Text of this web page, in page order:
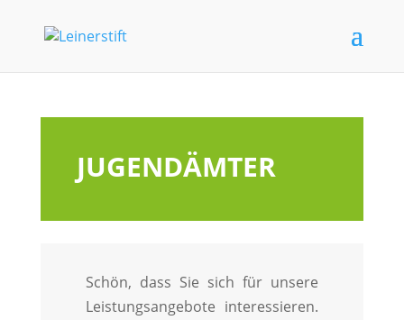
JUGENDÄMTER
Schön, dass Sie sich für unsere
Leistungsangebote interessieren.